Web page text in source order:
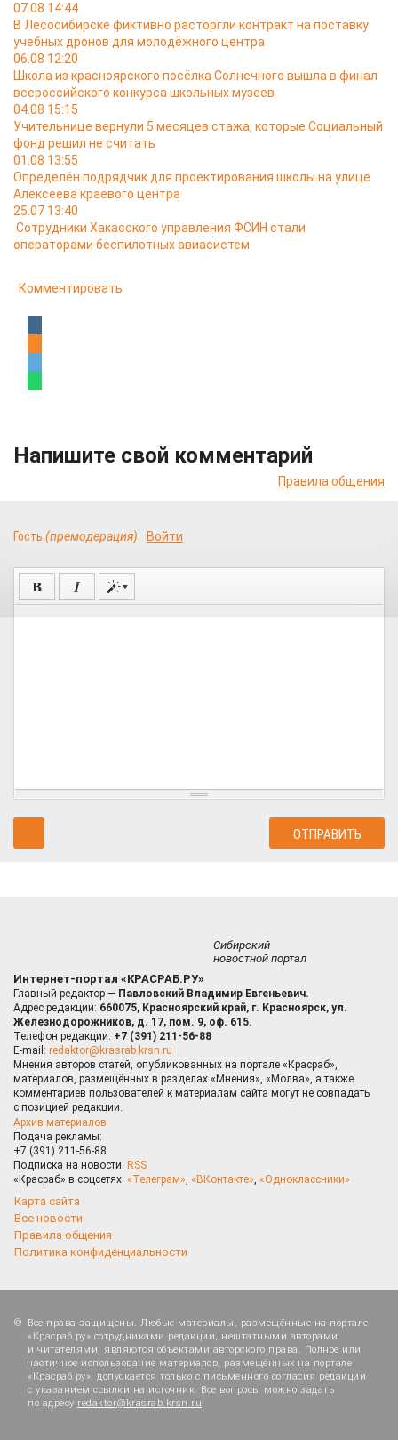
07.08 14:44
В Лесосибирске фиктивно расторгли контракт на поставку
учебных дронов для молодёжного центра
06.08 12:20
Школа из красноярского посёлка Солнечного вышла в финал
всероссийского конкурса школьных музеев
04.08 15:15
Учительнице вернули 5 месяцев стажа, которые Социальный
фонд решил не считать
01.08 13:55
Определён подрядчик для проектирования школы на улице
Алексеева краевого центра
25.07 13:40
Сотрудники Хакасского управления ФСИН стали
операторами беспилотных авиасистем
Комментировать
Напишите свой комментарий
Правила общения
Гость (премодерация) Войти
Сибирский
новостной портал
Интернет-портал «КРАСРАБ.РУ»
Главный редактор — Павловский Владимир Евгеньевич.
Адрес редакции: 660075, Красноярский край, г. Красноярск, ул.
Железнодорожников, д. 17, пом. 9, оф. 615.
Телефон редакции: +7 (391) 211-56-88
E-mail: redaktor@krasrab.krsn.ru
Мнения авторов статей, опубликованных на портале «Красраб»,
материалов, размещённых в разделах «Мнения», «Молва», а также
комментариев пользователей к материалам сайта могут не совпадать
с позицией редакции.
Архив материалов
Подача рекламы:
+7 (391) 211-56-88
Подписка на новости: RSS
«Красраб» в соцсетях: «Телеграм», «ВКонтакте», «Одноклассники»
Карта сайта
Все новости
Правила общения
Политика конфиденциальности
Все права защищены. Любые материалы, размещённые на портале
«Красраб.ру» сотрудниками редакции, нештатными авторами
и читателями, являются объектами авторского права. Полное или
частичное использование материалов, размещённых на портале
«Красраб.ру», допускается только с письменного согласия редакции
с указанием ссылки на источник. Все вопросы можно задать
по адресу redaktor@krasrab.krsn.ru.